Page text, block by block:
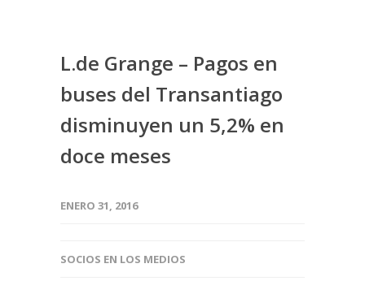
L.de Grange – Pagos en
buses del Transantiago
disminuyen un 5,2% en
doce meses
ENERO 31, 2016
SOCIOS EN LOS MEDIOS